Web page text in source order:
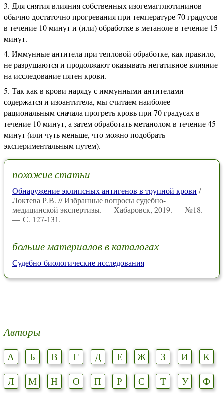
Для снятия влияния собственных изогемагглютининов
обычно достаточно прогревания при температуре 70 градусов
в течение 10 минут и (или) обработке в метаноле в течение 15
минут.
Иммунные антитела при тепловой обработке, как правило,
не разрушаются и продолжают оказывать негативное влияние
на исследование пятен крови.
Так как в крови наряду с иммунными антителами
содержатся и изоантитела, мы считаем наиболее
рациональным сначала прогреть кровь при 70 градусах в
течение 10 минут, а затем обработать метанолом в течение 45
минут (или чуть меньше, что можно подобрать
экспериментальным путем).
похожие статьи
Обнаружение эклипсных антигенов в трупной крови /
Локтева Р.В. // Избранные вопросы судебно-
медицинской экспертизы. — Хабаровск, 2019. — №18.
— С. 127-131.
больше материалов в каталогах
Судебно-биологические исследования
Авторы
А Б В Г Д Е Ж З И
К
Л
М Н О П Р С Т У
Ф